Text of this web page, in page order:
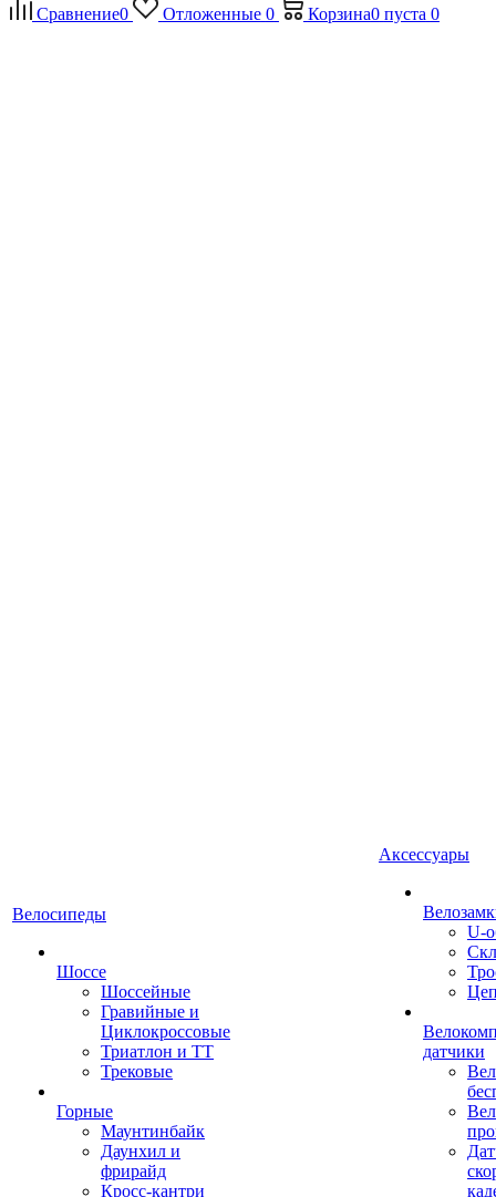
Сравнение0 Отложенные 0 Корзина0 пуста 0
Велосипеды
Шоссе
Шоссейные
Гравийные и
Циклокроссовые
Триатлон и ТТ
Трековые
Горные
Маунтинбайк
Даунхил и
фрирайд
Кросс-кантри
Аксессуары
U-
датчики